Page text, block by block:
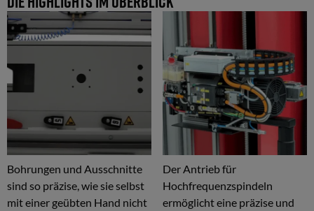
Bohrungen und Ausschnitte
sind so präzise, wie sie selbst
mit einer geübten Hand nicht
Der Antrieb für
Hochfrequenzspindeln
ermöglicht eine präzise und